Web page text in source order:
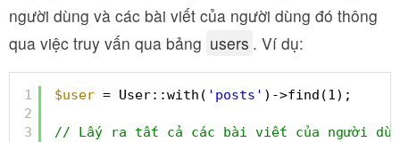
người dùng và các bài viết của người dùng đó thông
qua việc truy vấn qua bảng users . Ví dụ:
1
2
3
$user = User::with( 'posts' )->find(1);
// Lấy ra tất cả các bài viết của người